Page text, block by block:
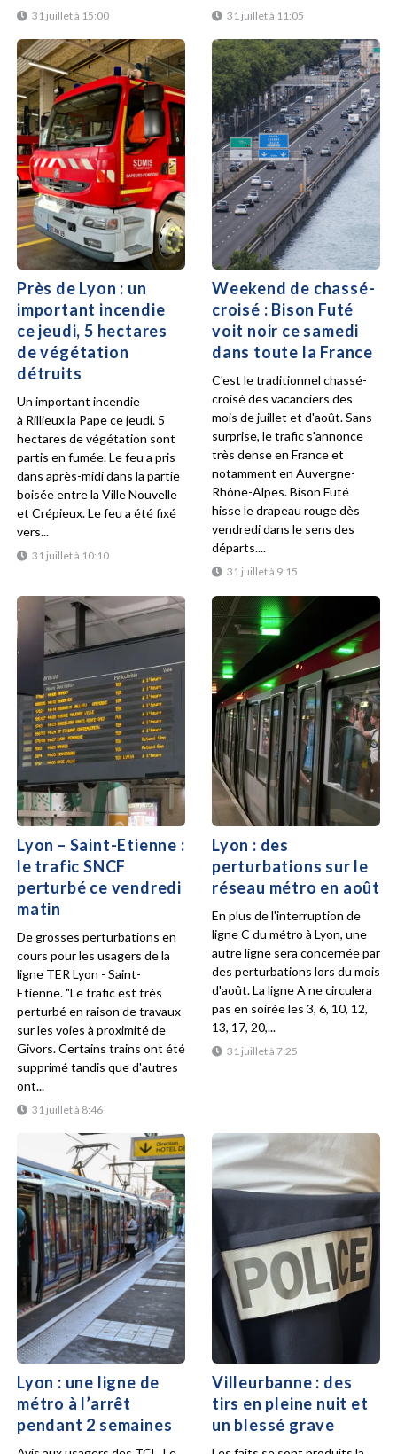
31 juillet à 15:00 31 juillet à 11:05
Près de Lyon : un
important incendie
ce jeudi, 5 hectares
de végétation
détruits
31 juillet à 10:10
Un important incendie
à Rillieux la Pape ce jeudi. 5
hectares de végétation sont
partis en fumée. Le feu a pris
dans après-midi dans la partie
boisée entre la Ville Nouvelle
et Crépieux. Le feu a été fixé
vers...
Weekend de chassé-
croisé : Bison Futé
voit noir ce samedi
dans toute la France
31 juillet à 9:15
C'est le traditionnel chassé-
croisé des vacanciers des
mois de juillet et d'août. Sans
surprise, le trafic s'annonce
très dense en France et
notamment en Auvergne-
Rhône-Alpes. Bison Futé
hisse le drapeau rouge dès
vendredi dans le sens des
départs....
Lyon – Saint-Etienne :
le trafic SNCF
perturbé ce vendredi
matin
31 juillet à 8:46
De grosses perturbations en
cours pour les usagers de la
ligne TER Lyon - Saint-
Etienne. "Le trafic est très
perturbé en raison de travaux
sur les voies à proximité de
Givors. Certains trains ont été
supprimé tandis que d'autres
ont...
Lyon : des
perturbations sur le
réseau métro en août
31 juillet à 7:25
En plus de l'interruption de
ligne C du métro à Lyon, une
autre ligne sera concernée par
des perturbations lors du mois
d'août. La ligne A ne circulera
pas en soirée les 3, 6, 10, 12,
13, 17, 20,...
Lyon : une ligne de
métro à l’arrêt
pendant 2 semaines
Villeurbanne : des
tirs en pleine nuit et
un blessé grave